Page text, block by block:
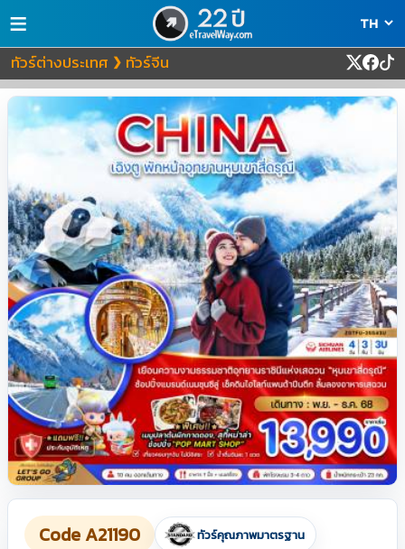
≡
ทัวร์ต่างประเทศ ❯ ทัวร์จีน
Code A21190 ทัวร์คุณภาพมาตรฐาน